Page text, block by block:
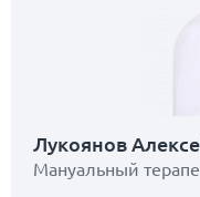
Лукоянов
Мануальный